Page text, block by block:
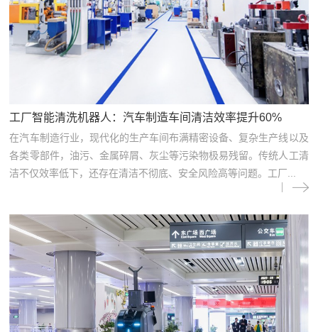
工厂智能清洗机器人：汽车制造车间清洁效率提升60%
在汽车制造行业，现代化的生产车间布满精密设备、复杂生产线以及
各类零部件，油污、金属碎屑、灰尘等污染物极易残留。传统人工清
洁不仅效率低下，还存在清洁不彻底、安全风险高等问题。工厂...